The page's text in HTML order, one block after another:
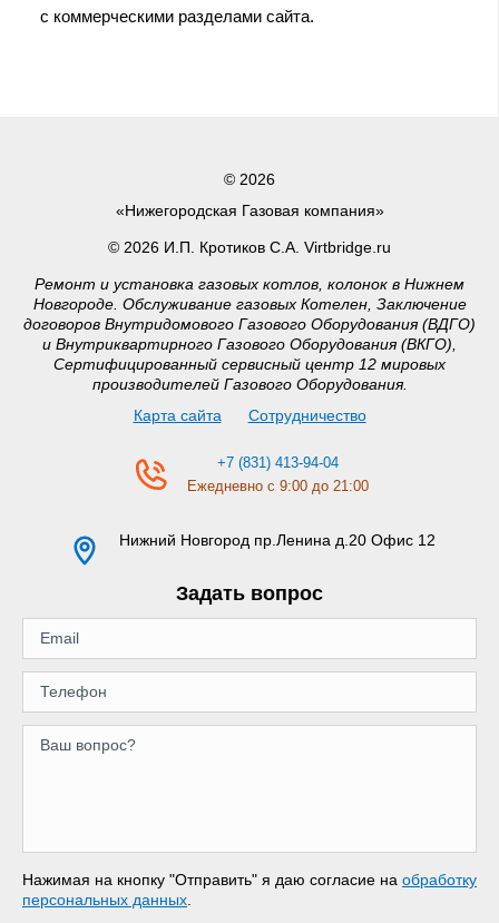
с коммерческими разделами сайта.
© 2026
«Нижегородская Газовая компания»
© 2026 И.П. Кротиков С.А. Virtbridge.ru
Ремонт и установка газовых котлов, колонок в Нижнем
Новгороде. Обслуживание газовых Котелен, Заключение
договоров Внутридомового Газового Оборудования (ВДГО)
и Внутриквартирного Газового Оборудования (ВКГО),
Сертифицированный сервисный центр 12 мировых
производителей Газового Оборудования.
Карта сайта
Сотрудничество
+7 (831) 413-94-04
Ежедневно с 9:00 до 21:00
Нижний Новгород пр.Ленина д.20 Офис 12
Задать вопрос
Нажимая на кнопку "Отправить" я даю согласие на обработку
персональных данных